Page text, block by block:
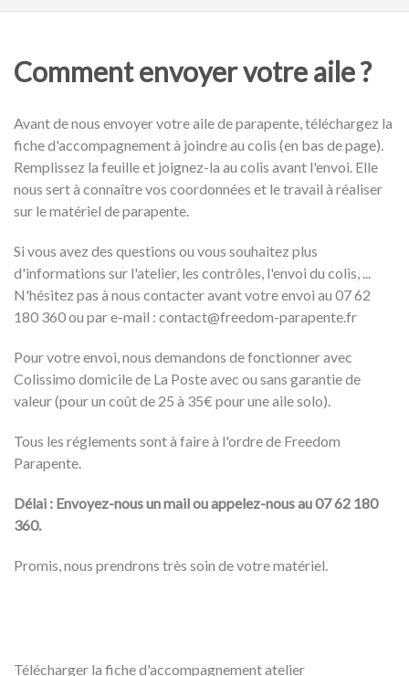
Comment envoyer votre aile ?
Avant de nous envoyer votre aile de parapente, téléchargez la
fiche d'accompagnement à joindre au colis (en bas de page).
Remplissez la feuille et joignez-la au colis avant l'envoi. Elle
nous sert à connaître vos coordonnées et le travail à réaliser
sur le matériel de parapente.
Si vous avez des questions ou vous souhaitez plus
d'informations sur l'atelier, les contrôles, l'envoi du colis, ...
N'hésitez pas à nous contacter avant votre envoi au 07 62
180 360 ou par e-mail : contact@freedom-parapente.fr
Pour votre envoi, nous demandons de fonctionner avec
Colissimo domicile de La Poste avec ou sans garantie de
valeur (pour un coût de 25 à 35€ pour une aile solo).
Tous les réglements sont à faire à l'ordre de Freedom
Parapente.
Délai : Envoyez-nous un mail ou appelez-nous au 07 62 180
360.
Promis, nous prendrons très soin de votre matériel.
Télécharger la fiche d'accompagnement atelier